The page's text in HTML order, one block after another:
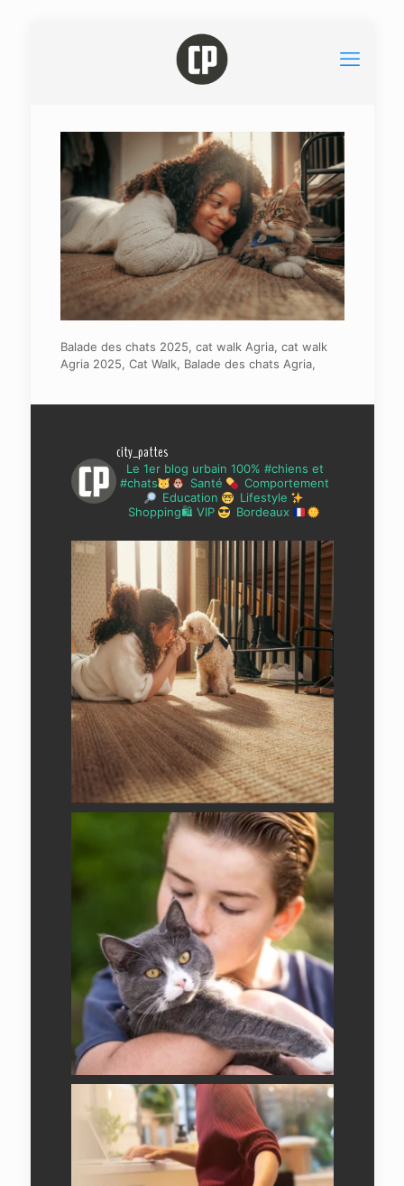
Balade des chats 2025, cat walk Agria, cat walk
Agria 2025, Cat Walk, Balade des chats Agria,
city_pattes
Le 1er blog urbain 100% #chiens et
#chats
Santé
Comportement
Education
Lifestyle
Shopping🛍 VIP
Bordeaux